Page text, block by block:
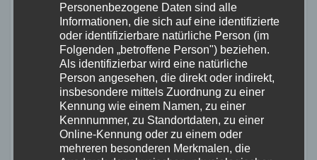
Sitzposition und viele Griffpositionen für
verschiedene Fahrsituationen.
Das Riverside Touring 920 hat auch weitere
Ausstattungsmerkmale wie Plattformpedale,
einen Brooks Cambium C15 Carved-Sattel und
einen Shimano Deore XT-Nabendynamo mit
USB-Ladegerät.
Personenbezogene Daten sind alle
Informationen, die sich auf eine identifizierte
oder identifizierbare natürliche Person (im
Folgenden „betroffene Person") beziehen.
Als identifizierbar wird eine natürliche
Person angesehen, die direkt oder indirekt,
insbesondere mittels Zuordnung zu einer
Kennung wie einem Namen, zu einer
Kennnummer, zu Standortdaten, zu einer
Online-Kennung oder zu einem oder
mehreren besonderen Merkmalen, die